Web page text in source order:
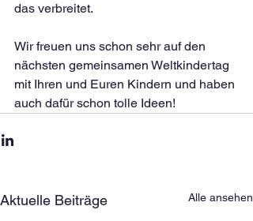
das verbreitet.
Wir freuen uns schon sehr auf den
nächsten gemeinsamen Weltkindertag
mit Ihren und Euren Kindern und haben
auch dafür schon tolle Ideen!
Aktuelle Beiträge Alle ansehen